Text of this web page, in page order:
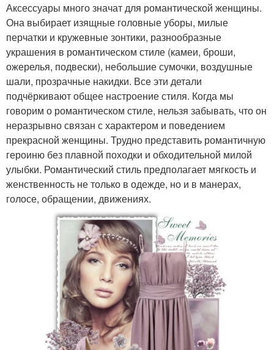
Аксессуары много значат для романтической женщины.
Она выбирает изящные головные уборы, милые
перчатки и кружевные зонтики, разнообразные
украшения в романтическом стиле (камеи, броши,
ожерелья, подвески), небольшие сумочки, воздушные
шали, прозрачные накидки. Все эти детали
подчёркивают общее настроение стиля. Когда мы
говорим о романтическом стиле, нельзя забывать, что он
неразрывно связан с характером и поведением
прекрасной женщины. Трудно представить романтичную
героиню без плавной походки и обходительной милой
улыбки. Романтический стиль предполагает мягкость и
женственность не только в одежде, но и в манерах,
голосе, обращении, движениях.